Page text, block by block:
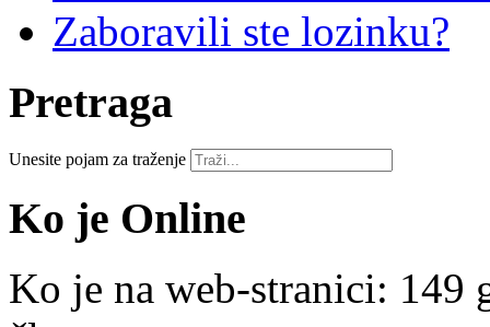
Zaboravili ste lozinku?
Pretraga
Unesite pojam za traženje
Ko je Online
Ko je na web-stranici: